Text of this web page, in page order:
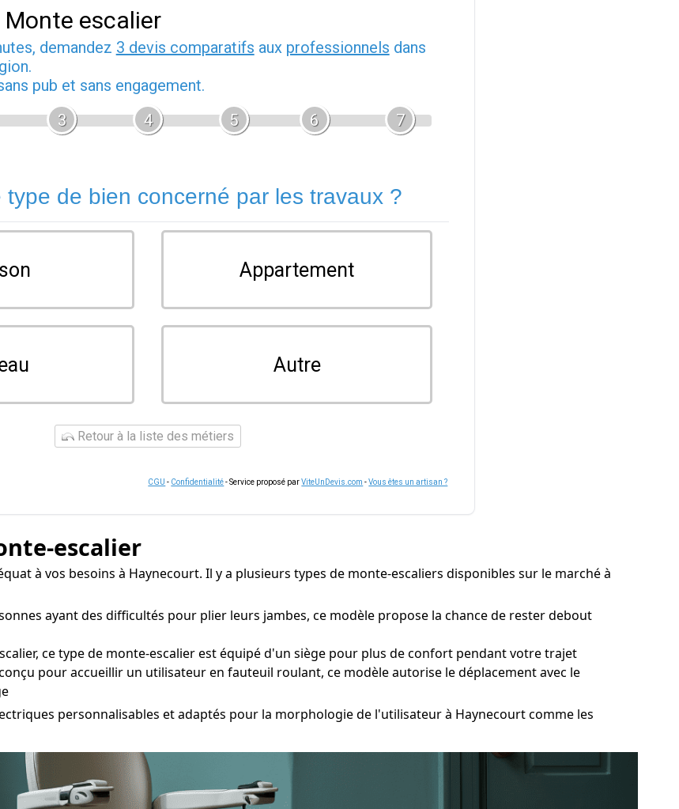
Monte escalier
demandez 3 devis comparatifs aux professionnels dans
pub et sans engagement.
3 4 5 6 7
type de bien concerné par les travaux ?
Appartement
Autre
Retour à la liste des métiers
CGU - Confidentialité- Service proposé parViteUnDevis.com -Vous êtes un artisan ?
escalier
à vos besoins à Haynecourt. Il y a plusieurs types de monte-escaliers disponibles sur le marché à
ayant des difficultés pour plier leurs jambes, ce modèle propose la chance de rester debout
ce type de monte-escalier est équipé d'un siège pour plus de confort pendant votre trajet
pour accueillir un utilisateur en fauteuil roulant, ce modèle autorise le déplacement avec le
personnalisables et adaptés pour la morphologie de l'utilisateur à Haynecourt comme les